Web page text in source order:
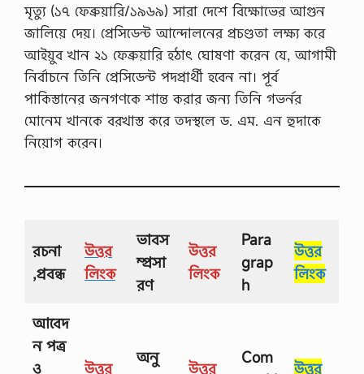
মৃত্যু (১৭ ফেব্রুয়ারি/১৯৬৯) সারা দেশে বিক্ষোভের আগুন
জালিয়ে দেয়। প্রেসিডেন্ট আন্দোলনের প্রচণ্ডতা লক্ষ্য করে
আইয়ুব খান ২১ ফেব্রুয়ারি হঠাৎ ঘোষণা করেন যে, আগামী
নির্বাচনে তিনি প্রেসিডেন্ট পদপ্রার্থী হবেন না। পূর্ব
পাকিস্তানের জনগণকে শান্ত করার জন্য তিনি গভর্নর
মোনেম খানকে বরখাস্ত করে তদস্থলে ড. এম. এন হুদাকে
নিয়োগ করেন।
রচনা
,প্রবন্ধ
উত্তর
লিংক
ভাবস
ম্প্রসা
রণ
উত্তর
লিংক
Para
grap
h
উত্তর
লিংক
আবেদ
ন পত্র
ও
উত্তর
অনু
উত্তর
Com
উত্তর